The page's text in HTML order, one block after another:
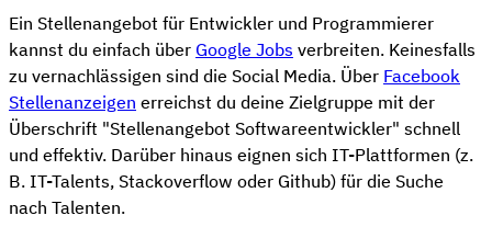
Ein Stellenangebot für Entwickler und Programmierer
kannst du einfach über Google Jobs verbreiten. Keinesfalls
zu vernachlässigen sind die Social Media. Über Facebook
Stellenanzeigen erreichst du deine Zielgruppe mit der
Überschrift "Stellenangebot Softwareentwickler" schnell
und effektiv. Darüber hinaus eignen sich IT-Plattformen (z.
B. IT-Talents, Stackoverflow oder Github) für die Suche
nach Talenten.